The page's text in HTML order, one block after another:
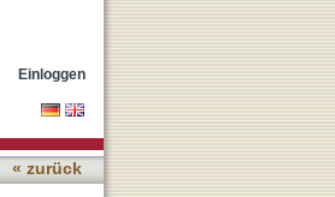
Einloggen
« zurück